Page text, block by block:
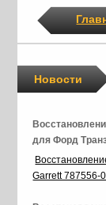
Новости
для Форд
Garrett 787556-